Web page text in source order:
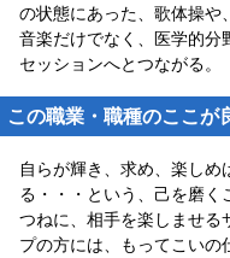
の状態にあった、歌体操や
音楽だけでなく、医学的分
セッションへとつながる。
この職業・職種のここが
自らが輝き、求め、楽し
る・・・という、己を磨く
つねに、相手を楽しませる
プの方には、もってこいの